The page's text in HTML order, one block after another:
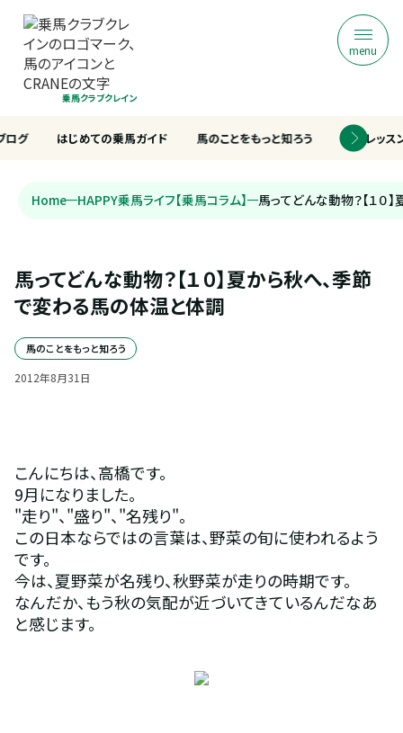
乗馬クラブクレイン
menu
はじめての乗馬ガイド 馬のことをもっと知ろう 乗馬レッス
ログ
Home HAPPY乗馬ライフ【乗馬コラム】 馬ってどんな動物？【１０
馬ってどんな動物？【１０】夏から秋へ、季節
で変わる馬の体温と体調
馬のことをもっと知ろう
2012年8月31 日
こんにちは、高橋です。
9月になりました。
"走り"、"盛り"、"名残り"。
この日本ならではの言葉は、野菜の旬に使われるよう
です。
今は、夏野菜が名残り、秋野菜が走りの時期です。
なんだか、もう秋の気配が近づいてきているんだなあ
と感じます。